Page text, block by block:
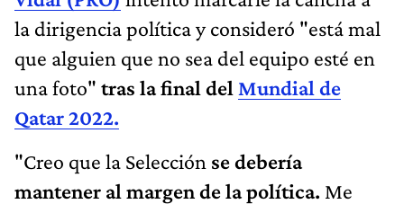
la dirigencia política y consideró "está mal
que alguien que no sea del equipo esté en
una foto" tras la final del Mundial de
Qatar 2022.
"Creo que la Selección se debería
mantener al margen de la política. Me